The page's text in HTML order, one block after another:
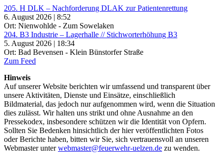
205. H DLK – Nachforderung DLAK zur Patientenrettung
6. August 2026 | 8:52
Ort: Nienwohlde - Zum Sowelaken
204. B3 Industrie – Lagerhalle // Stichworterhöhung B3
5. August 2026 | 18:34
Ort: Bad Bevensen - Klein Bünstorfer Straße
Zum Feed
Hinweis
Auf unserer Website berichten wir umfassend und transparent über
unsere Aktivitäten, Dienste und Einsätze, einschließlich
Bildmaterial, das jedoch nur aufgenommen wird, wenn die Situation
dies zulässt. Wir halten uns strikt und ohne Ausnahme an den
Pressekodex, insbesondere schützen wir die Identität von Opfern.
Sollten Sie Bedenken hinsichtlich der hier veröffentlichten Fotos
oder Berichte haben, bitten wir Sie, sich vertrauensvoll an unseren
Webmaster unterwebmaster@feuerwehr-uelzen.de zu wenden.